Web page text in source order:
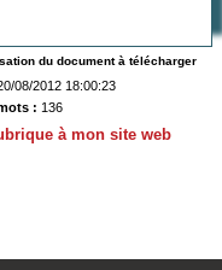
du document à télécharger
08/2012 18:00:23
: 136
à mon site web